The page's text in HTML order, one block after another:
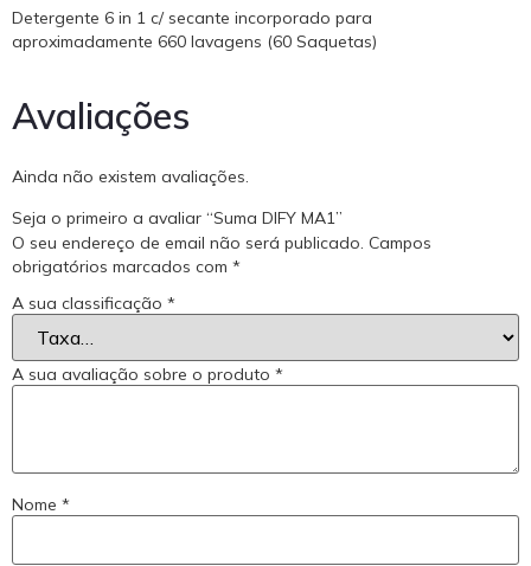
Detergente 6 in 1 c/ secante incorporado para
aproximadamente 660 lavagens (60 Saquetas)
Avaliações
Ainda não existem avaliações.
Seja o primeiro a avaliar “Suma DIFY MA1”
O seu endereço de email não será publicado. Campos
obrigatórios marcados com *
A sua classificação *
A sua avaliação sobre o produto *
Nome *